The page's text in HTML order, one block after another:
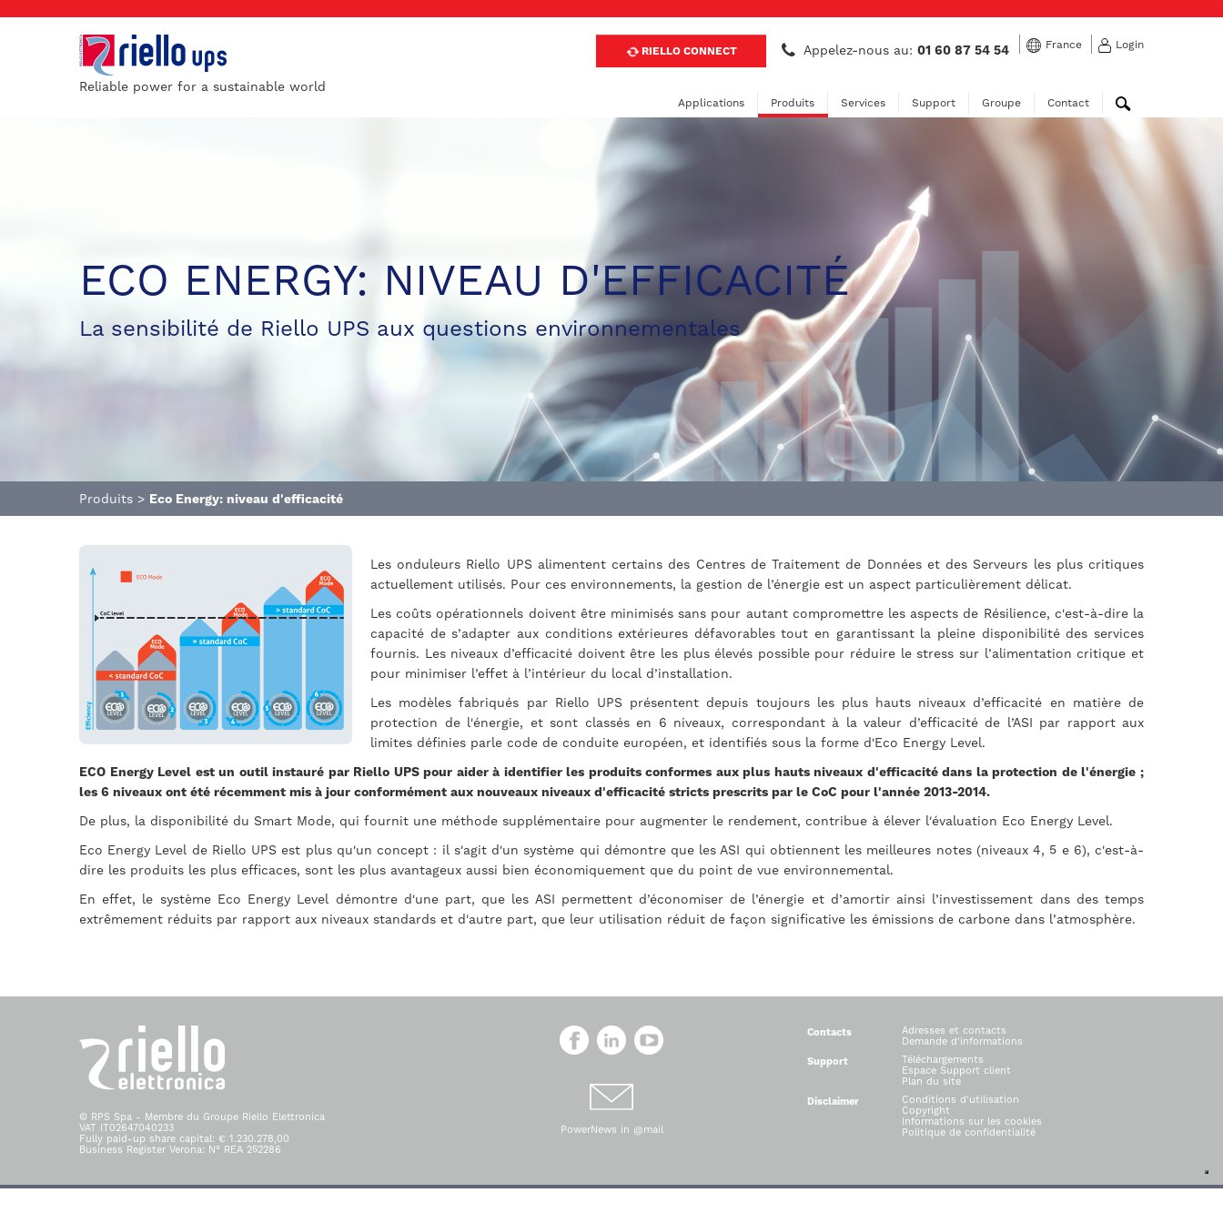
Reliable power for a sustainable world
RIELLO CONNECT Appelez-nous au:01 60 87 54 54 France Login
Applications Produits Services Support Groupe Contact
ECO ENERGY: NIVEAU D'EFFICACITÉ
La sensibilité de Riello UPS aux questions environnementales
Produits > Eco Energy: niveau d'efficacité
Les onduleurs Riello UPS alimentent certains des Centres de Traitement de Données et des Serveurs les plus critiques
actuellement utilisés. Pour ces environnements, la gestion de l’énergie est un aspect particulièrement délicat.
Les coûts opérationnels doivent être minimisés sans pour autant compromettre les aspects de Résilience, c'est-à-dire la
capacité de s’adapter aux conditions extérieures défavorables tout en garantissant la pleine disponibilité des services
fournis. Les niveaux d’efficacité doivent être les plus élevés possible pour réduire le stress sur l’alimentation critique et
pour minimiser l’effet à l’intérieur du local d’installation.
Les modèles fabriqués par Riello UPS présentent depuis toujours les plus hauts niveaux d’efficacité en matière de
protection de l'énergie, et sont classés en 6 niveaux, correspondant à la valeur d’efficacité de l’ASI par rapport aux
limites définies parle code de conduite européen, et identifiés sous la forme d'Eco Energy Level.
ECO Energy Level est un outil instauré par Riello UPS pour aider à identifier les produits conformes aux plus hauts niveaux d'efficacité dans la protection de l'énergie ;
les 6 niveaux ont été récemment mis à jour conformément aux nouveaux niveaux d'efficacité stricts prescrits par le CoC pour l'année 2013-2014.
De plus, la disponibilité du Smart Mode, qui fournit une méthode supplémentaire pour augmenter le rendement, contribue à élever l'évaluation Eco Energy Level.
Eco Energy Level de Riello UPS est plus qu'un concept : il s'agit d'un système qui démontre que les ASI qui obtiennent les meilleures notes (niveaux 4, 5 e 6), c'est-à-
dire les produits les plus efficaces, sont les plus avantageux aussi bien économiquement que du point de vue environnemental.
En effet, le système Eco Energy Level démontre d'une part, que les ASI permettent d’économiser de l’énergie et d’amortir ainsi l’investissement dans des temps
extrêmement réduits par rapport aux niveaux standards et d'autre part, que leur utilisation réduit de façon significative les émissions de carbone dans l’atmosphère.
© RPS Spa - Membre du Groupe Riello Elettronica
VAT IT02647040233
Fully paid-up share capital: € 1.230.278,00
Business Register Verona: N° REA 252286
PowerNews in @mail
Contacts
Adresses et contacts
Demande d'informations
Support
Téléchargements
Espace Support client
Plan du site
Disclaimer
Conditions d'utilisation
Copyright
Informations sur les cookies
Politique de confidentialité